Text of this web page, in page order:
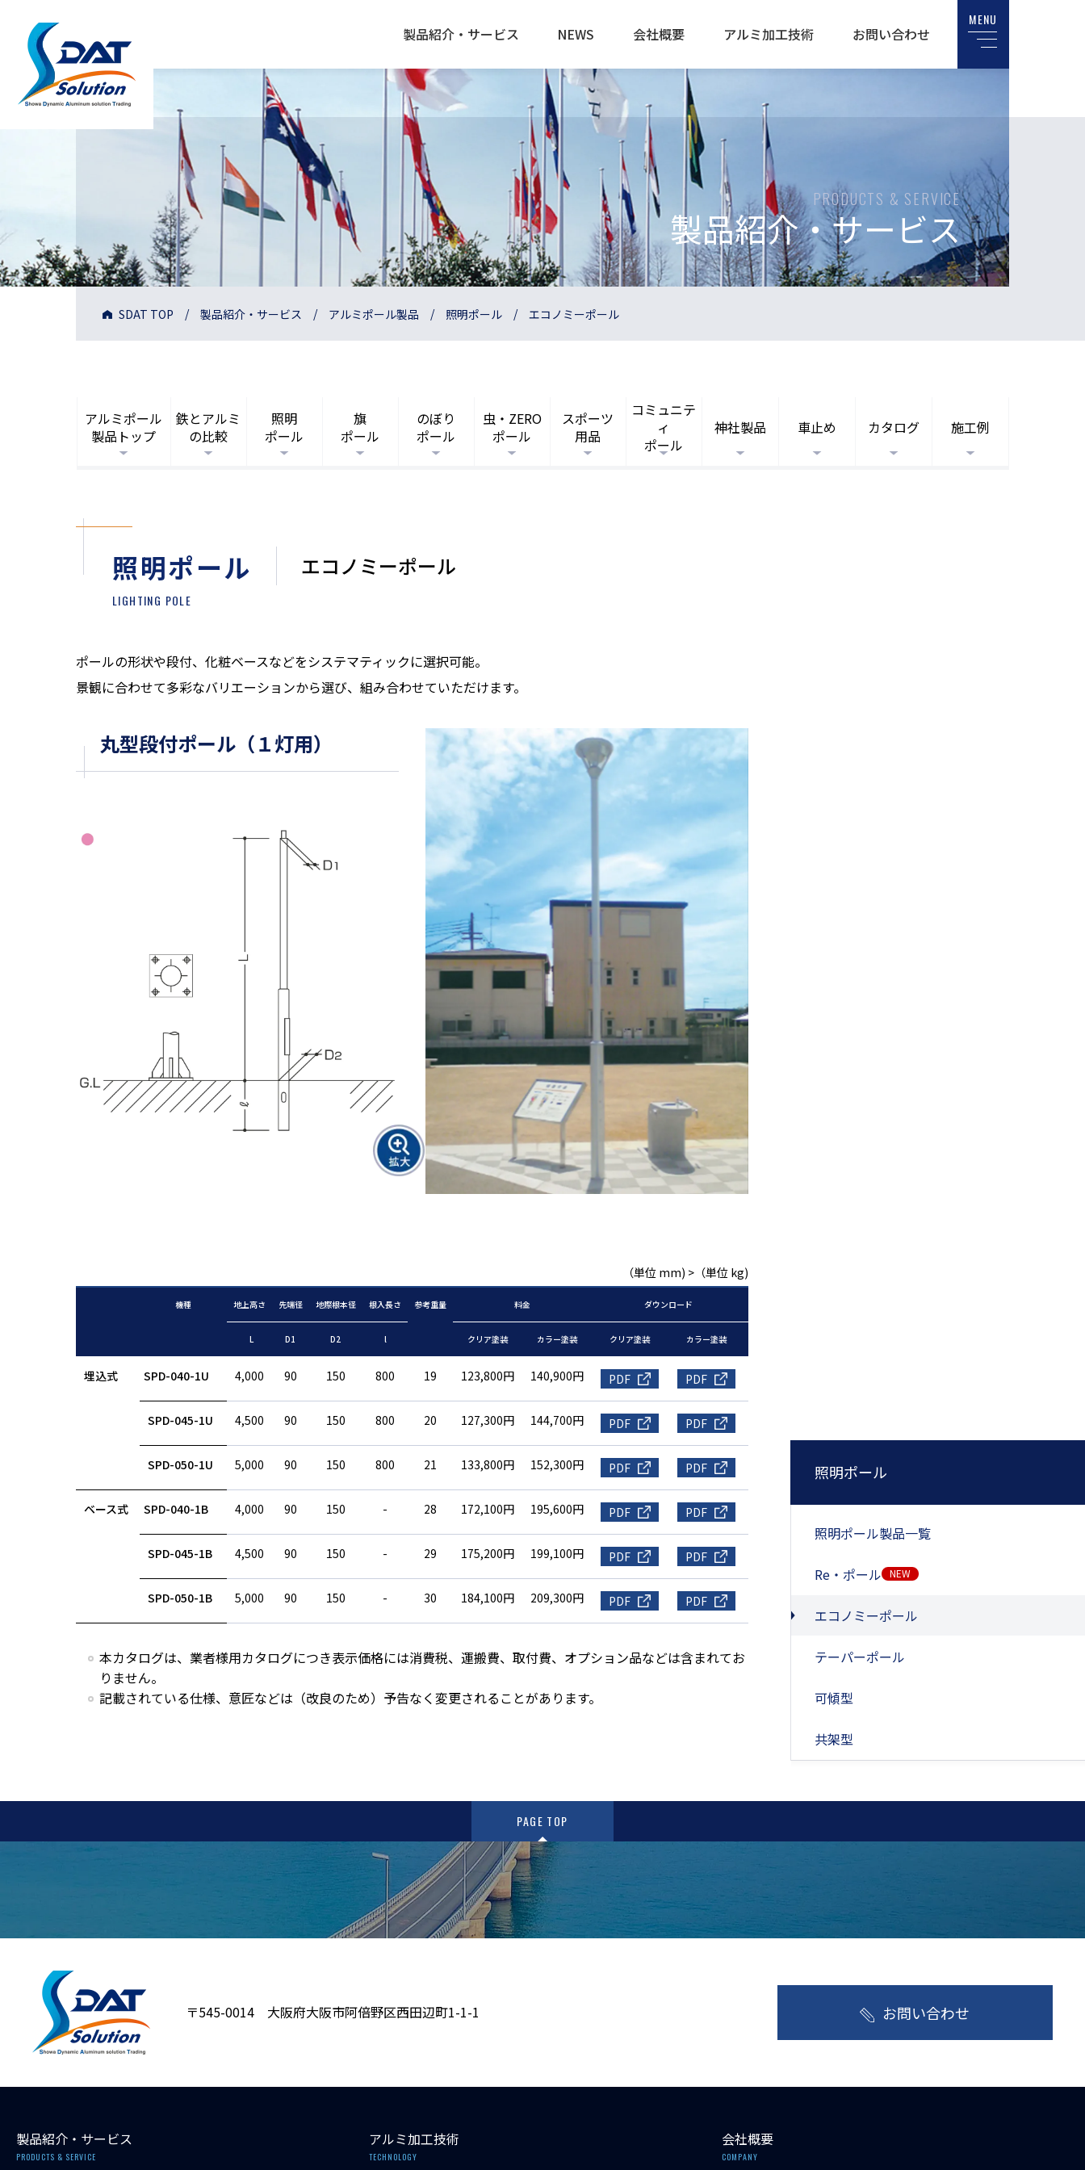
製品紹介・サービス NEWS 会社概要 アルミ加工技術 お問い合わせ
MENU
PRODUCTS & SERVICE
製品紹介・サービス
SDAT TOP 製品紹介・サービス アルミポール製品 照明ポール エコノミーポール
アルミポール
製品トップ
鉄とアルミ
の比較
照明
ポール
旗
ポール
のぼり
ポール
虫・ZERO
ポール
スポーツ
用品
コミュニテ
ィ
ポール
神社製品 車止め カタログ 施工例
照明ポール
LIGHTING POLE
エコノミーポール
ポールの形状や段付、化粧ベースなどをシステマティックに選択可能。
景観に合わせて多彩なバリエーションから選び、組み合わせていただけます。
丸型段付ポール（１灯用）
（単位 mm) >（単位 kg)
機種 地上高さ 先端径 地際根本径 根入長さ 参考重量 料金 ダウンロード
L D1 D2 l クリア塗装 カラー塗装 クリア塗装 カラー塗装
埋込式 SPD-040-1U 4,000 90 150 800 19 123,800円 140,900円 PDF PDF
SPD-045-1U 4,500 90 150 800 20 127,300円 144,700円 PDF PDF
SPD-050-1U 5,000 90 150 800 21 133,800円 152,300円 PDF PDF
ベース式 SPD-040-1B 4,000 90 150 - 28 172,100円 195,600円 PDF PDF
SPD-045-1B 4,500 90 150 - 29 175,200円 199,100円 PDF PDF
SPD-050-1B 5,000 90 150 - 30 184,100円 209,300円 PDF PDF
本カタログは、業者様用カタログにつき表示価格には消費税、運搬費、取付費、オプション品などは含まれてお
りません。
記載されている仕様、意匠などは（改良のため）予告なく変更されることがあります。
照明ポール
照明ポール製品一覧
Re・ポール NEW
エコノミーポール
テーパーポール
可傾型
共架型
PAGE TOP
〒545-0014 大阪府大阪市阿倍野区西田辺町1-1-1 お問い合わせ
製品紹介・サービス
PRODUCTS & SERVICE
アルミ加工技術
TECHNOLOGY
会社概要
COMPANY